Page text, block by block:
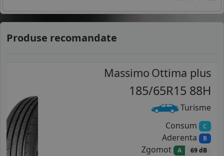
Produse recomandate
Massimo Ottima plus
185/65R15 88H
Turisme
Consum C
Aderenta B
Zgomot A 69 dB